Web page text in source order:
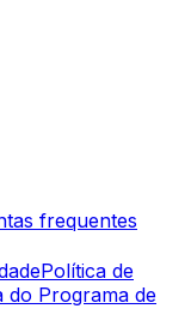
frequentes
Política de
do Programa de